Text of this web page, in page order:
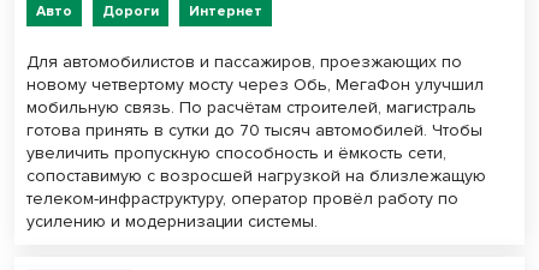
Авто Дороги Интернет
Для автомобилистов и пассажиров, проезжающих по
новому четвертому мосту через Обь, МегаФон улучшил
мобильную связь. По расчётам строителей, магистраль
готова принять в сутки до 70 тысяч автомобилей. Чтобы
увеличить пропускную способность и ёмкость сети,
сопоставимую с возросшей нагрузкой на близлежащую
телеком-инфраструктуру, оператор провёл работу по
усилению и модернизации системы.